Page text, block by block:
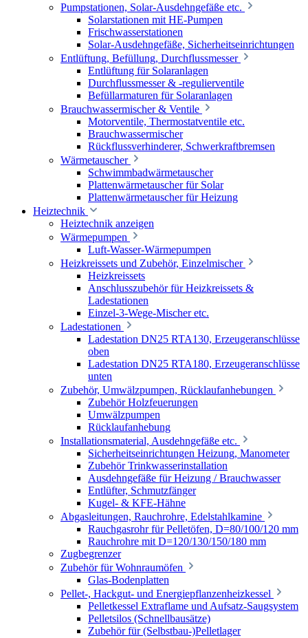
Pumpstationen, Solar-Ausdehngefäße etc.
Solarstationen mit HE-Pumpen
Frischwasserstationen
Solar-Ausdehngefäße, Sicherheitseinrichtungen
Entlüftung, Befüllung, Durchflussmesser
Entlüftung für Solaranlagen
Durchflussmesser & -regulierventile
Befüllarmaturen für Solaranlagen
Brauchwassermischer & Ventile
Motorventile, Thermostatventile etc.
Brauchwassermischer
Rückflussverhinderer, Schwerkraftbremsen
Wärmetauscher
Schwimmbadwärmetauscher
Plattenwärmetauscher für Solar
Plattenwärmetauscher für Heizung
Heiztechnik
Heiztechnik anzeigen
Wärmepumpen
Luft-Wasser-Wärmepumpen
Heizkreissets und Zubehör, Einzelmischer
Heizkreissets
Anschlusszubehör für Heizkreissets &
Ladestationen
Einzel-3-Wege-Mischer etc.
Ladestationen
Ladestation DN25 RTA130, Erzeugeranschlüsse
oben
Ladestation DN25 RTA180, Erzeugeranschlüsse
unten
Zubehör, Umwälzpumpen, Rücklaufanhebungen
Zubehör Holzfeuerungen
Umwälzpumpen
Rücklaufanhebung
Installationsmaterial, Ausdehngefäße etc.
Sicherheitseinrichtungen Heizung, Manometer
Zubehör Trinkwasserinstallation
Ausdehngefäße für Heizung / Brauchwasser
Entlüfter, Schmutzfänger
Kugel- & KFE-Hähne
Abgasleitungen, Rauchrohre, Edelstahlkamine
Rauchgasrohr für Pelletöfen, D=80/100/120 mm
Rauchrohre mit D=120/130/150/180 mm
Zugbegrenzer
Zubehör für Wohnraumöfen
Glas-Bodenplatten
Pellet-, Hackgut- und Energiepflanzenheizkessel
Pelletkessel Extraflame und Aufsatz-Saugsystem
Pelletsilos (Schnellbausätze)
Zubehör für (Selbstbau-)Pelletlager